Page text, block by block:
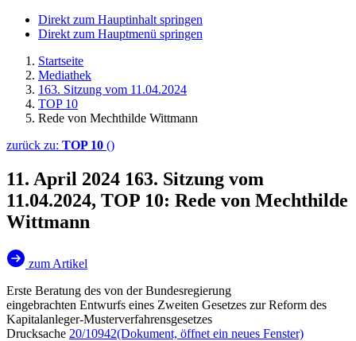
Direkt zum Hauptinhalt springen
Direkt zum Hauptmenü springen
Startseite
Mediathek
163. Sitzung vom 11.04.2024
TOP 10
Rede von Mechthilde Wittmann
zurück zu: TOP 10 ()
11. April 2024 163. Sitzung vom
11.04.2024, TOP 10: Rede von Mechthilde
Wittmann
zum Artikel
Erste Beratung des von der Bundesregierung
eingebrachten Entwurfs eines Zweiten Gesetzes zur Reform des
Kapitalanleger-Musterverfahrensgesetzes
Drucksache 20/10942(Dokument, öffnet ein neues Fenster)